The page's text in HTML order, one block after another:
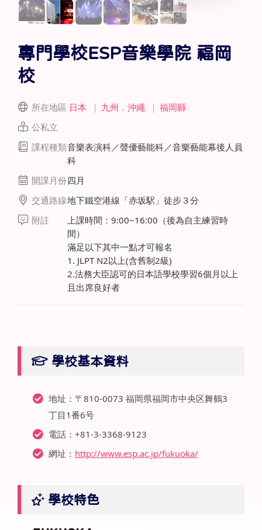
專門學校ESP音樂學院 福岡
校
所在地區 日本 ｜ 九州．沖繩 ｜ 福岡縣
公私立
課程種類音樂表演科／聲優藝能科／音樂藝能幕後人員
科
開課月份四月
交通路線地下鐵空港線「赤坂駅」徒步３分
附註
上課時間：9:00~16:00（後為自主練習時
間）
滿足以下其中一點才可報名
1. JLPT N2以上(含舊制2級)
2.法務大臣認可的日本語學校學習6個月以上
且出席良好者
學校基本資料
地址：〒810-0073 福岡県福岡市中央区舞鶴3
丁目1番6号
電話：+81-3-3368-9123
網址： http://www.esp.ac.jp/fukuoka/
學校特色